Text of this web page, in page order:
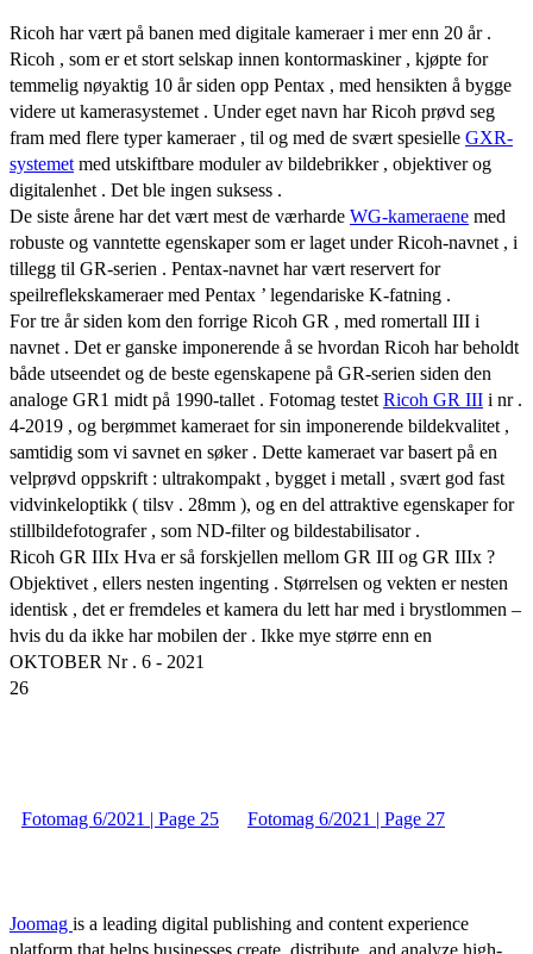
Ricoh har vært på banen med digitale kameraer i mer enn 20 år .
Ricoh , som er et stort selskap innen kontormaskiner , kjøpte for
temmelig nøyaktig 10 år siden opp Pentax , med hensikten å bygge
videre ut kamerasystemet . Under eget navn har Ricoh prøvd seg
fram med flere typer kameraer , til og med de svært spesielle GXR-
systemetmed utskiftbare moduler av bildebrikker , objektiver og
digitalenhet . Det ble ingen suksess .
De siste årene har det vært mest de værharde WG-kameraene med
robuste og vanntette egenskaper som er laget under Ricoh-navnet , i
tillegg til GR-serien . Pentax-navnet har vært reservert for
speilreflekskameraer med Pentax ’ legendariske K-fatning .
For tre år siden kom den forrige Ricoh GR , med romertall III i
navnet . Det er ganske imponerende å se hvordan Ricoh har beholdt
både utseendet og de beste egenskapene på GR-serien siden den
analoge GR1 midt på 1990-tallet . Fotomag testetRicoh GR III i nr .
4-2019 , og berømmet kameraet for sin imponerende bildekvalitet ,
samtidig som vi savnet en søker . Dette kameraet var basert på en
velprøvd oppskrift : ultrakompakt , bygget i metall , svært god fast
vidvinkeloptikk ( tilsv . 28mm ), og en del attraktive egenskaper for
stillbildefotografer , som ND-filter og bildestabilisator .
Ricoh GR IIIx Hva er så forskjellen mellom GR III og GR IIIx ?
Objektivet , ellers nesten ingenting . Størrelsen og vekten er nesten
identisk , det er fremdeles et kamera du lett har med i brystlommen –
hvis du da ikke har mobilen der . Ikke mye større enn en
OKTOBER Nr . 6 - 2021
26
Fotomag 6/2021 | Page 25 Fotomag 6/2021 | Page 27
Joomag is a leading digital publishing and content experience